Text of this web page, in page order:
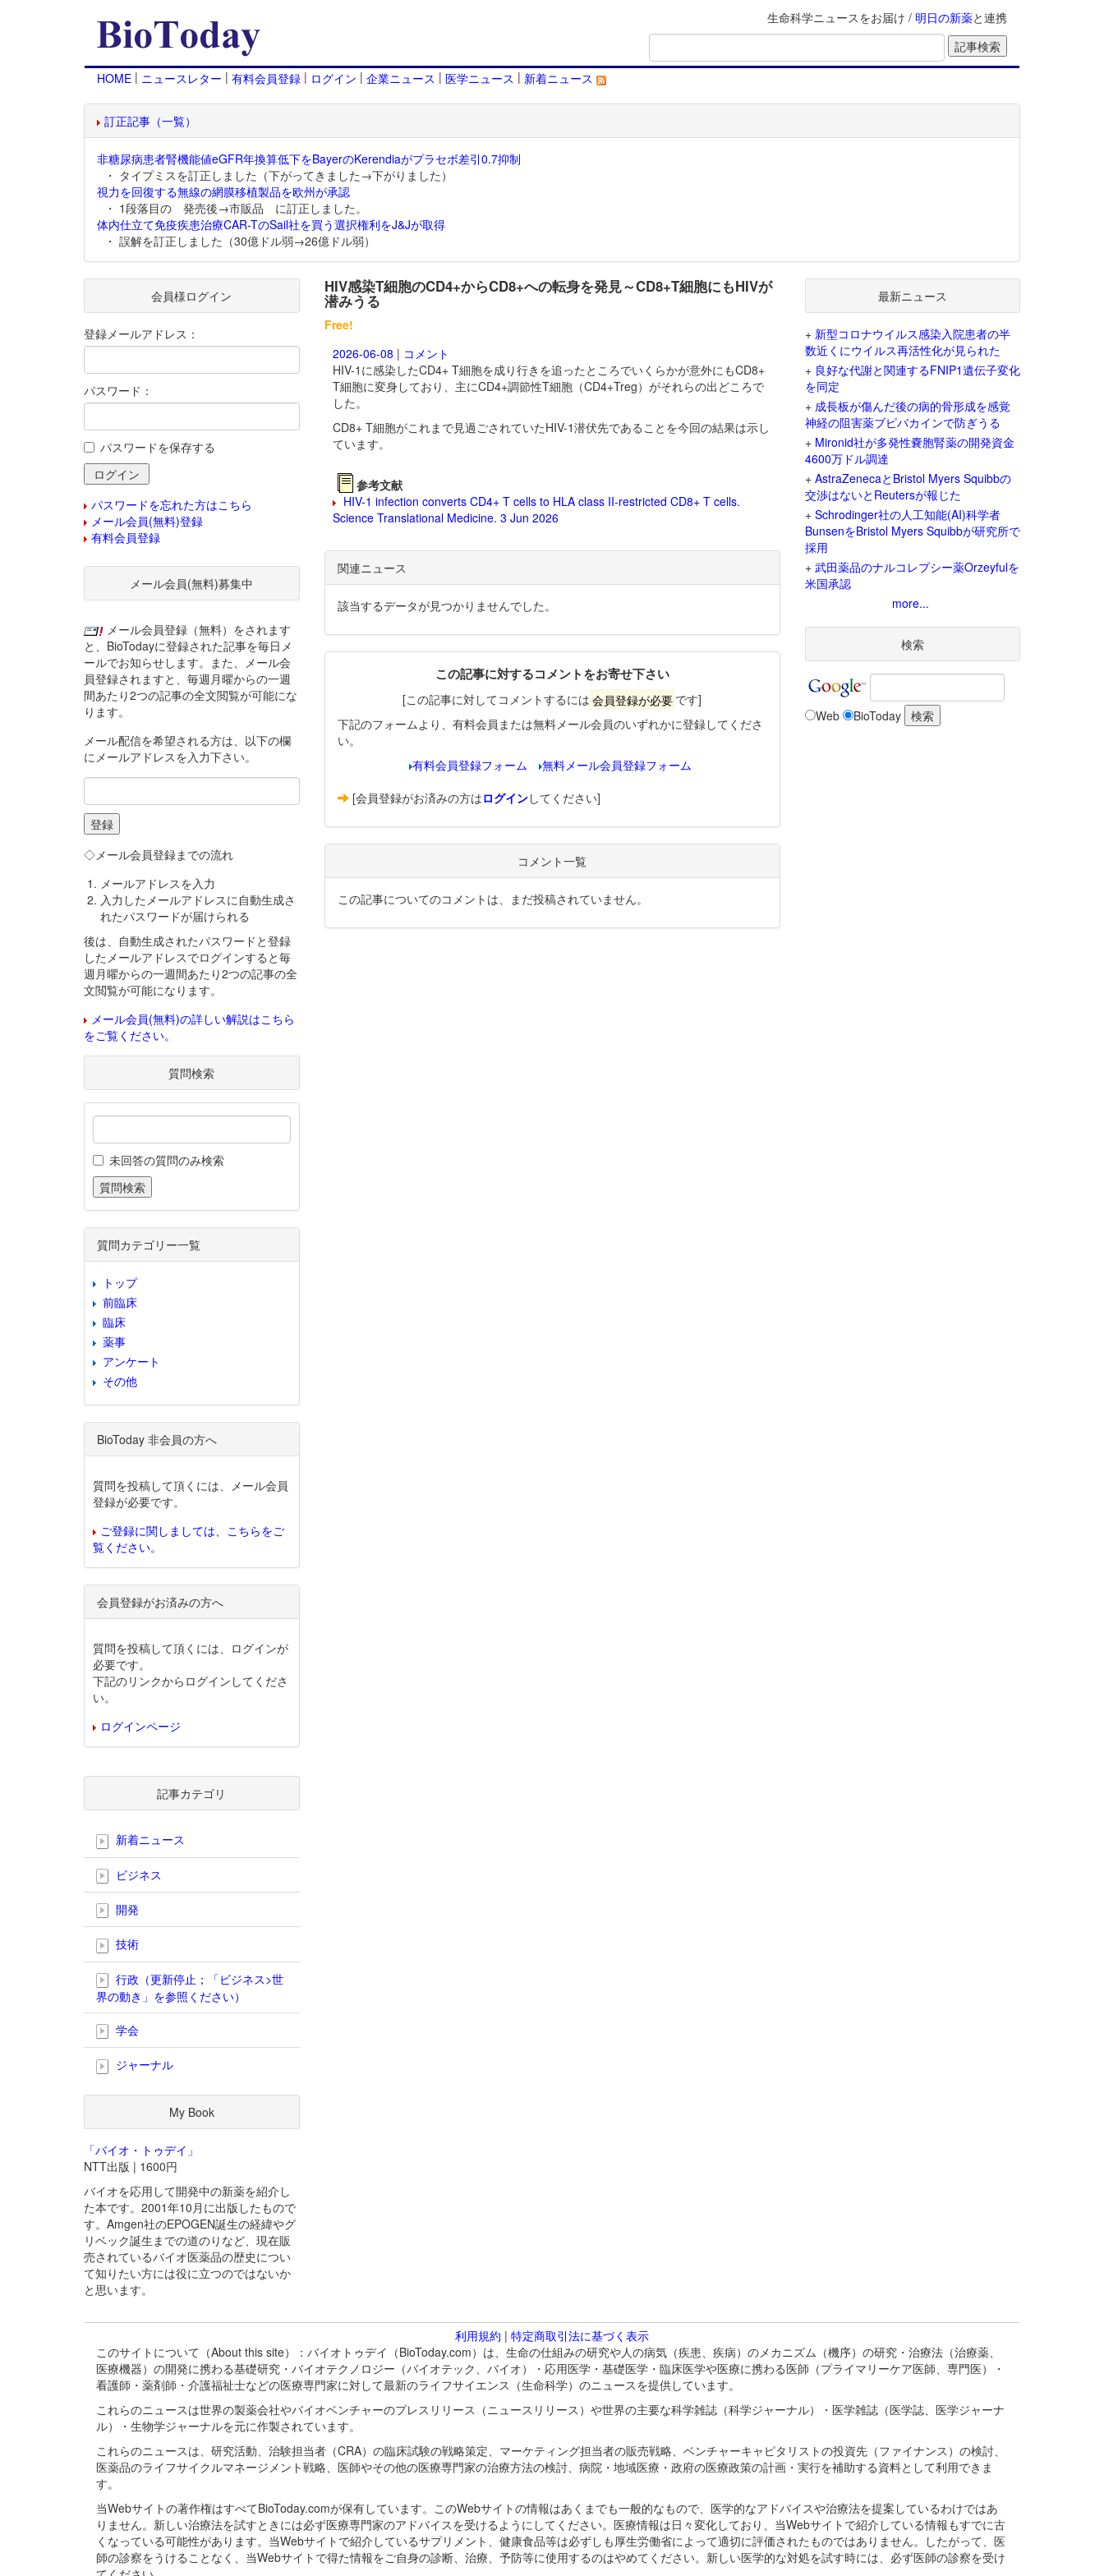
生命科学ニュースをお届け / 明日の新薬と連携
HOME | ニュースレター | 有料会員登録 | ログイン | 企業ニュース | 医学ニュース | 新着ニュース
訂正記事（一覧）
非糖尿病患者腎機能値eGFR年換算低下をBayerのKerendiaがプラセボ差引0.7抑制
・ タイプミスを訂正しました（下がってきました→下がりました）
視力を回復する無線の網膜移植製品を欧州が承認
・ 1段落目の 発売後→市販品 に訂正しました。
体内仕立て免疫疾患治療CAR-TのSail社を買う選択権利をJ&Jが取得
・ 誤解を訂正しました（30億ドル弱→26億ドル弱）
HIV感染T細胞のCD4+からCD8+への転身を発見～CD8+T細胞にもHIVが
潜みうる
Free!
2026-06-08 | コメント
HIV-1に感染したCD4+ T細胞を成り行きを追ったところでいくらかが意外にもCD8+
T細胞に変身しており、主にCD4+調節性T細胞（CD4+Treg）がそれらの出どころで
した。
CD8+ T細胞がこれまで見過ごされていたHIV-1潜伏先であることを今回の結果は示し
ています。
参考文献
HIV-1 infection converts CD4+ T cells to HLA class II-restricted CD8+ T cells.
Science Translational Medicine. 3 Jun 2026
関連ニュース
該当するデータが見つかりませんでした。
この記事に対するコメントをお寄せ下さい
[この記事に対してコメントするには 会員登録が必要 です]
下記のフォームより、有料会員または無料メール会員のいずれかに登録してくださ
い。
有料会員登録フォーム
無料メール会員登録フォーム
[会員登録がお済みの方はログインしてください]
コメント一覧
この記事についてのコメントは、まだ投稿されていません。
会員様ログイン
登録メールアドレス：
パスワード：
パスワードを保存する
パスワードを忘れた方はこちら
メール会員(無料)登録
有料会員登録
メール会員(無料)募集中
メール会員登録（無料）をされます
と、BioTodayに登録された記事を毎日メ
ールでお知らせします。また、メール会
員登録されますと、毎週月曜からの一週
間あたり2つの記事の全文閲覧が可能にな
ります。
メール配信を希望される方は、以下の欄
にメールアドレスを入力下さい。
◇メール会員登録までの流れ
メールアドレスを入力
入力したメールアドレスに自動生成さ
れたパスワードが届けられる
後は、自動生成されたパスワードと登録
したメールアドレスでログインすると毎
週月曜からの一週間あたり2つの記事の全
文閲覧が可能になります。
メール会員(無料)の詳しい解説はこちら
をご覧ください。
質問検索
未回答の質問のみ検索
質問カテゴリー一覧
トップ
前臨床
臨床
薬事
アンケート
その他
BioToday 非会員の方へ
質問を投稿して頂くには、メール会員
登録が必要です。
ご登録に関しましては、こちらをご
覧ください。
会員登録がお済みの方へ
質問を投稿して頂くには、ログインが
必要です。
下記のリンクからログインしてくださ
い。
ログインページ
記事カテゴリ
新着ニュース
ビジネス
開発
技術
行政（更新停止；「ビジネス>世
界の動き」を参照ください）
学会
ジャーナル
My Book
「バイオ・トゥデイ」
NTT出版 | 1600円
バイオを応用して開発中の新薬を紹介し
た本です。2001年10月に出版したもので
す。Amgen社のEPOGEN誕生の経緯やグ
リベック誕生までの道のりなど、現在販
売されているバイオ医薬品の歴史につい
て知りたい方には役に立つのではないか
と思います。
最新ニュース
+ 新型コロナウイルス感染入院患者の半
数近くにウイルス再活性化が見られた
+ 良好な代謝と関連するFNIP1遺伝子変化
を同定
+ 成長板が傷んだ後の病的骨形成を感覚
神経の阻害薬ブピバカインで防ぎうる
+ Mironid社が多発性嚢胞腎薬の開発資金
4600万ドル調達
+ AstraZenecaとBristol Myers Squibbの
交渉はないとReutersが報じた
+ Schrodinger社の人工知能(AI)科学者
BunsenをBristol Myers Squibbが研究所で
採用
+ 武田薬品のナルコレプシー薬Orzeyfulを
米国承認
more...
検索
Web BioToday
利用規約 | 特定商取引法に基づく表示
このサイトについて（About this site）：バイオトゥデイ（BioToday.com）は、生命の仕組みの研究や人の病気（疾患、疾病）のメカニズム（機序）の研究・治療法（治療薬、
医療機器）の開発に携わる基礎研究・バイオテクノロジー（バイオテック、バイオ）・応用医学・基礎医学・臨床医学や医療に携わる医師（プライマリーケア医師、専門医）・
看護師・薬剤師・介護福祉士などの医療専門家に対して最新のライフサイエンス（生命科学）のニュースを提供しています。
これらのニュースは世界の製薬会社やバイオベンチャーのプレスリリース（ニュースリリース）や世界の主要な科学雑誌（科学ジャーナル）・医学雑誌（医学誌、医学ジャーナ
ル）・生物学ジャーナルを元に作製されています。
これらのニュースは、研究活動、治験担当者（CRA）の臨床試験の戦略策定、マーケティング担当者の販売戦略、ベンチャーキャピタリストの投資先（ファイナンス）の検討、
医薬品のライフサイクルマネージメント戦略、医師やその他の医療専門家の治療方法の検討、病院・地域医療・政府の医療政策の計画・実行を補助する資料として利用できま
す。
当Webサイトの著作権はすべてBioToday.comが保有しています。このWebサイトの情報はあくまでも一般的なもので、医学的なアドバイスや治療法を提案しているわけではあ
りません。新しい治療法を試すときには必ず医療専門家のアドバイスを受けるようにしてください。医療情報は日々変化しており、当Webサイトで紹介している情報もすでに古
くなっている可能性があります。当Webサイトで紹介しているサプリメント、健康食品等は必ずしも厚生労働省によって適切に評価されたものではありません。したがって、医
師の診察をうけることなく、当Webサイトで得た情報をご自身の診断、治療、予防等に使用するのはやめてください。新しい医学的な対処を試す時には、必ず医師の診察を受け